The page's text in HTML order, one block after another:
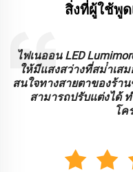
สิ่งที่ผู้ใช้พู
การทํางานกับลูมมอร์ เ
ของพวกเขาทนทานแล
สามารถปรับปรุงและกา
ติดตั้งของเราเรียบง่
ห